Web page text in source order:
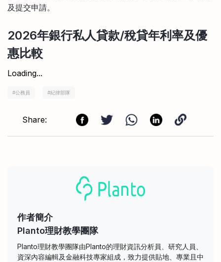
及提交申請。
2026年銀行私人貸款/稅貸年利率及優
惠比較
Loading...
#公務員 #紀律部隊
Share:
作者簡介
Planto理財教學團隊
Planto理財教學團隊由Planto的理財資訊分析員、研究人員、
資深內容編輯及金融科技專家組成，致力提供貼地、專業且中